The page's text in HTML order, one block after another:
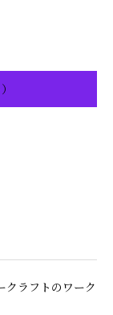
クラフトのワーク